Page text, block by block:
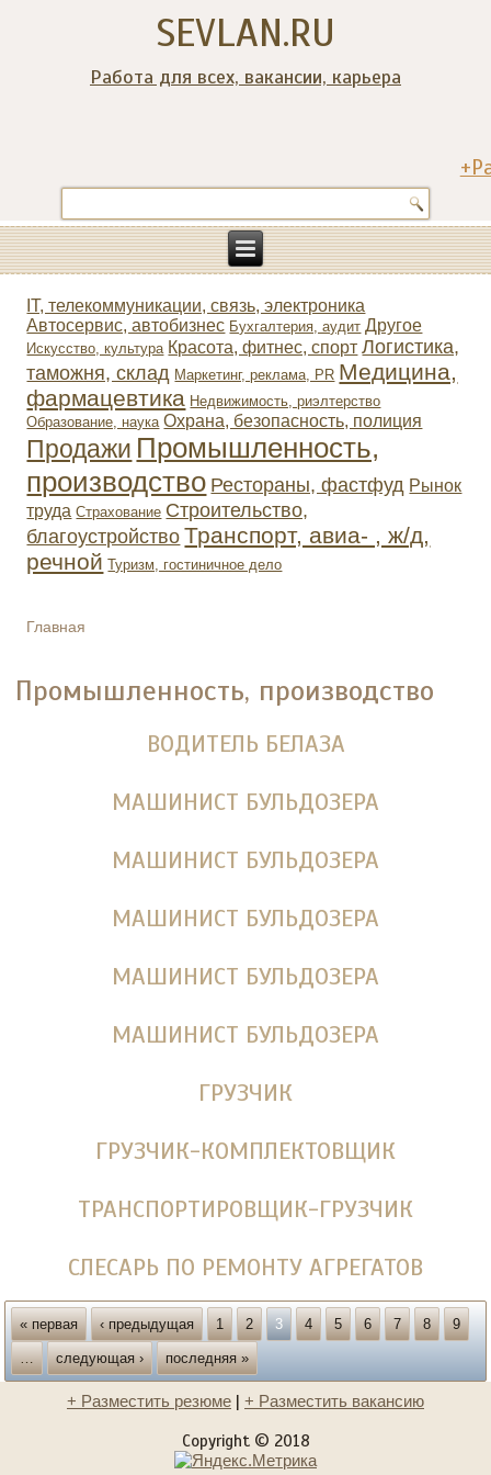
SEVLAN.RU
Работа для всех, вакансии, карьера
IT, телекоммуникации, связь, электроника
Автосервис, автобизнес Бухгалтерия, аудит Другое
Искусство, культура Красота, фитнес, спорт Логистика,
таможня, склад Маркетинг, реклама, PR Медицина,
фармацевтика Недвижимость, риэлтeрство
Образование, наука Охрана, безопасность, полиция
Продажи Промышленность,
производство Рестораны, фастфуд Рынок
труда Страхование Строительство,
благоустройство Транспорт, авиа- , ж/д,
речной Туризм, гостиничное дело
ВЫ ЗДЕСЬ
Главная
Промышленность, производство
ВОДИТЕЛЬ БЕЛАЗА
МАШИНИСТ БУЛЬДОЗЕРА
МАШИНИСТ БУЛЬДОЗЕРА
МАШИНИСТ БУЛЬДОЗЕРА
МАШИНИСТ БУЛЬДОЗЕРА
МАШИНИСТ БУЛЬДОЗЕРА
ГРУЗЧИК
ГРУЗЧИК-КОМПЛЕКТОВЩИК
ТРАНСПОРТИРОВЩИК-ГРУЗЧИК
СЛЕСАРЬ ПО РЕМОНТУ АГРЕГАТОВ
Страницы
« первая ‹ предыдущая 1 2 3 4 5 6 7 8 9
… следующая › последняя »
+ Разместить резюме | + Разместить вакансию
Copyright © 2018